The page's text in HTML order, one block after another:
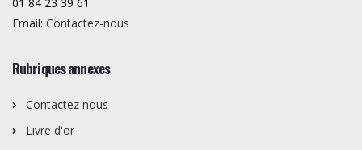
01 84 23 39 61
Email: Contactez-nous
Rubriques annexes
Contactez nous
Livre d'or